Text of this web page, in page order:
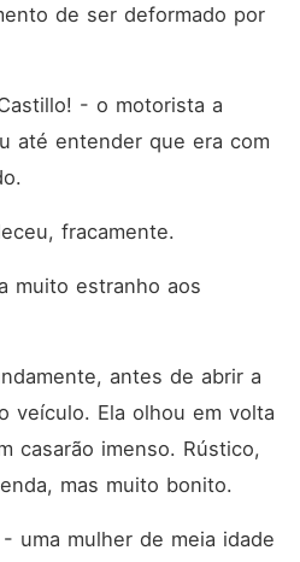
de ser deformado por
- o motorista a
até entender que era com
fracamente.
muito estranho aos
antes de abrir a
veículo. Ela olhou em volta
casarão imenso. Rústico,
mas muito bonito.
uma mulher de meia idade